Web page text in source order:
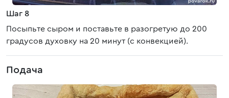
Шаг 8
Посыпьте сыром и поставьте в разогретую до 200
градусов духовку на 20 минут (с конвекцией).
Подача